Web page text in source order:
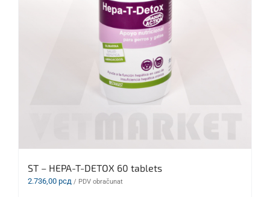
ST – HEPA-T-DETOX 60 tablets
2.736,00 рсд / PDV obračunat